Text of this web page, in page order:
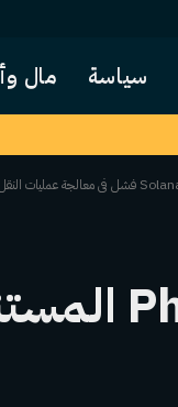
سياسة مال